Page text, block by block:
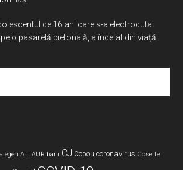
de 16 ani care s-a electrocutat
o pasarelă pietonală, a încetat din viață
alegeri ATI AUR bani CJ Copou coronavirus Cosette